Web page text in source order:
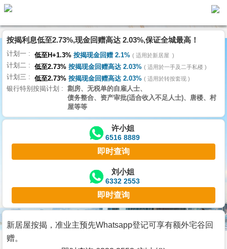
代
理
主
页
搵
楼/
交
业
主
宅
谷
按
按揭利息低至2.73%,现金回赠高达 2.03%,保证全城最高！
计划一 低至H+1.3% 按揭现金回赠 2.1% 适用於新居屋
计划二 低至2.73% 按揭现金回赠高达 2.03% 适用於一手及二手私楼
计划三 低至2.73% 按揭现金回赠高达 2.03% 适用於转按套现
银行特别按揭计划
劏房、无税单的自雇人士、
债务整合、资产审批(适合收入不足人士)、唐楼、村
屋等等
许小姐
6516 8889
即时查询
刘小姐
6332 2553
即时查询
新居屋按揭，准业主预先Whatsapp登记可享有额外宅谷回
赠。